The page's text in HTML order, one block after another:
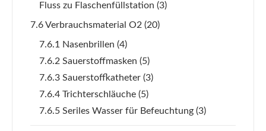
Fluss zu Flaschenfüllstation (3)
7.6 Verbrauchsmaterial O2 (20)
7.6.1 Nasenbrillen (4)
7.6.2 Sauerstoffmasken (5)
7.6.3 Sauerstoffkatheter (3)
7.6.4 Trichterschläuche (5)
7.6.5 Seriles Wasser für Befeuchtung (3)